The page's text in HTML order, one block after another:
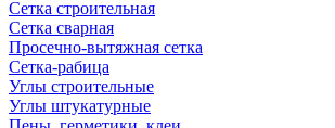
Сетка строительная
Сетка сварная
Просечно-вытяжная сетка
Сетка-рабица
Углы строительные
Углы штукатурные